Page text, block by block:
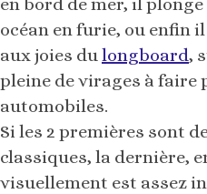
océan en furie, ou enfin
aux joies dulongboard,
pleine de virages à
automobiles.
Si les 2 premières sont
classiques, la dernière,
visuellement est assez